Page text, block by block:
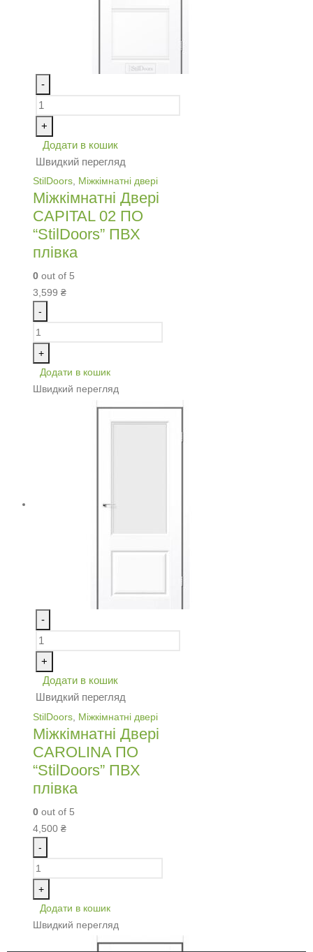
-
+
Додати в кошик
Швидкий перегляд
StilDoors, Міжкімнатні двері
Міжкімнатні Двері
CAPITAL 02 ПО
“StilDoors” ПВХ
плівка
0 out of 5
3,599 ₴
-
+
Додати в кошик
Швидкий перегляд
-
+
Додати в кошик
Швидкий перегляд
StilDoors Міжкімнатні двері
Міжкімнатні Двері
CAROLINA ПО
“StilDoors” ПВХ
плівка
0 out of 5
4,500 ₴
-
+
Додати в кошик
Швидкий перегляд